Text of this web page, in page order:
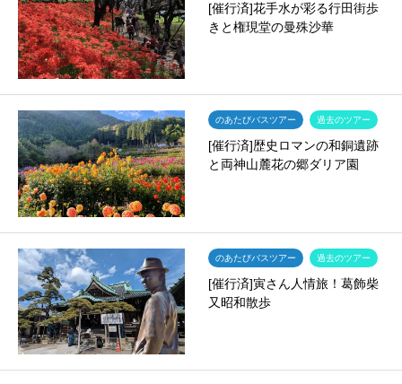
[催行済]花手水が彩る行田街歩
きと権現堂の曼殊沙華
のあたびバスツアー 過去のツアー
[催行済]歴史ロマンの和銅遺跡
と両神山麓花の郷ダリア園
のあたびバスツアー 過去のツアー
[催行済]寅さん人情旅！葛飾柴
又昭和散歩